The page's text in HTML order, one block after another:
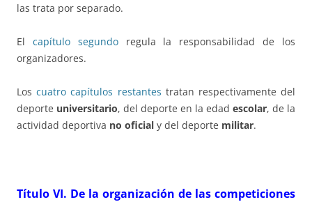
las trata por separado.
El capítulo segundoregula la responsabilidad de los
organizadores.
Loscuatro capítulos restantes tratan respectivamente del
deporte universitario, del deporte en la edad escolar, de la
actividad deportiva no oficial y del deporte militar.
Título VI. De la organización de las competiciones